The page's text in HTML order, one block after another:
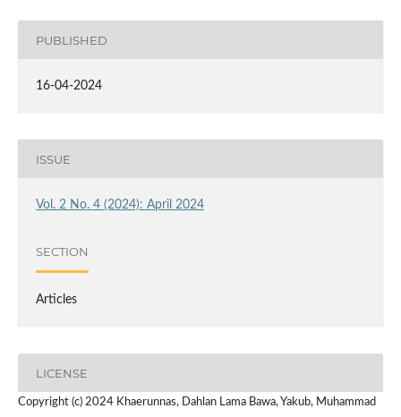
PUBLISHED
16-04-2024
ISSUE
Vol. 2 No. 4 (2024): April 2024
SECTION
Articles
LICENSE
Copyright (c) 2024 Khaerunnas, Dahlan Lama Bawa, Yakub, Muhammad